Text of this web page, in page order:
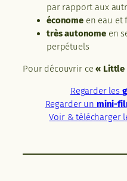
par rapport aux
économeen eau et
très autonome en
perpétuels
Pour découvrir ce« Little
Regarder les
Regarder un mini-
Voir & télécharger